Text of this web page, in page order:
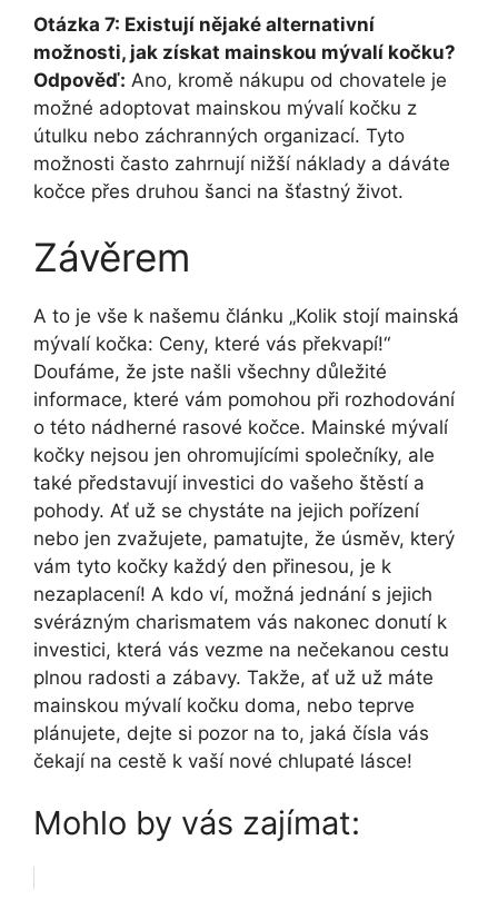
Otázka 7: Existují nějaké alternativní
možnosti, jak získat mainskou mývalí kočku?
Odpověď: Ano, kromě nákupu od chovatele je
možné adoptovat mainskou mývalí kočku z
útulku nebo záchranných organizací. Tyto
možnosti často zahrnují nižší náklady a dáváte
kočce přes druhou šanci na šťastný život.
Závěrem
A to je vše k našemu článku „Kolik stojí mainská
mývalí kočka: Ceny, které vás překvapí!“
Doufáme, že jste našli všechny důležité
informace, které vám pomohou při rozhodování
o této nádherné rasové kočce. Mainské mývalí
kočky nejsou jen ohromujícími společníky, ale
také představují investici do vašeho štěstí a
pohody. Ať už se chystáte na jejich pořízení
nebo jen zvažujete, pamatujte, že úsměv, který
vám tyto kočky každý den přinesou, je k
nezaplacení! A kdo ví, možná jednání s jejich
svérázným charismatem vás nakonec donutí k
investici, která vás vezme na nečekanou cestu
plnou radosti a zábavy. Takže, ať už už máte
mainskou mývalí kočku doma, nebo teprve
plánujete, dejte si pozor na to, jaká čísla vás
čekají na cestě k vaší nové chlupaté lásce!
Mohlo by vás zajímat: